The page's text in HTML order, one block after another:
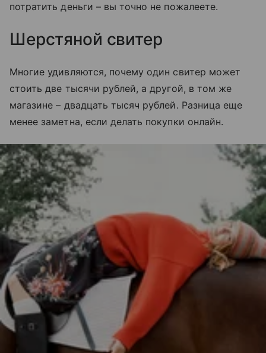
потратить деньги – вы точно не пожалеете.
Шерстяной свитер
Многие удивляются, почему один свитер может
стоить две тысячи рублей, а другой, в том же
магазине – двадцать тысяч рублей. Разница еще
менее заметна, если делать покупки онлайн.